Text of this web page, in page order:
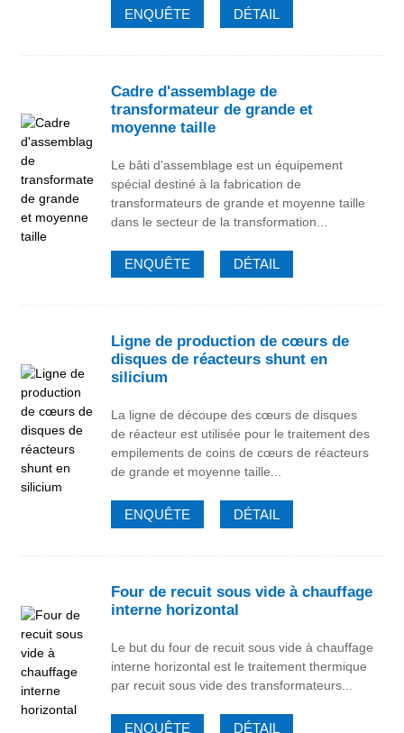
ENQUÊTE DÉTAIL
Cadre d'assemblage de
transformateur de grande et
moyenne taille
Le bâti d'assemblage est un équipement
spécial destiné à la fabrication de
transformateurs de grande et moyenne taille
dans le secteur de la transformation...
ENQUÊTE DÉTAIL
Ligne de production de cœurs de
disques de réacteurs shunt en
silicium
La ligne de découpe des cœurs de disques
de réacteur est utilisée pour le traitement des
empilements de coins de cœurs de réacteurs
de grande et moyenne taille...
ENQUÊTE DÉTAIL
Four de recuit sous vide à chauffage
interne horizontal
Le but du four de recuit sous vide à chauffage
interne horizontal est le traitement thermique
par recuit sous vide des transformateurs...
ENQUÊTE DÉTAIL